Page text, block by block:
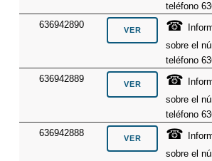
teléfono
636942890
☎
sobre el
teléfono
636942889
☎
sobre el
teléfono
636942888
☎
sobre el